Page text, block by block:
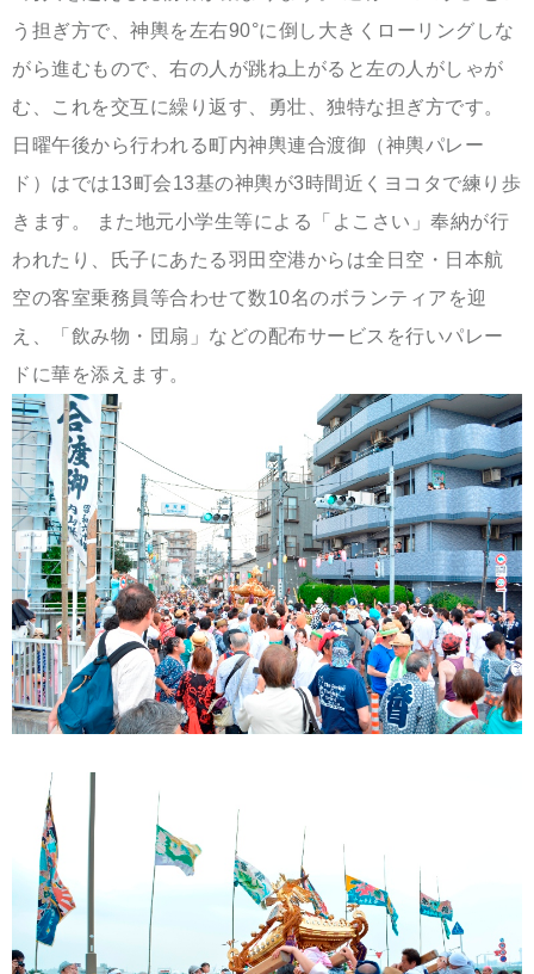
う担ぎ方で、神輿を左右90°に倒し大きくローリングしな
がら進むもので、右の人が跳ね上がると左の人がしゃが
む、これを交互に繰り返す、勇壮、独特な担ぎ方です。
日曜午後から行われる町内神輿連合渡御（神輿パレー
ド）はでは13町会13基の神輿が3時間近くヨコタで練り歩
きます。 また地元小学生等による「よこさい」奉納が行
われたり、氏子にあたる羽田空港からは全日空・日本航
空の客室乗務員等合わせて数10名のボランティアを迎
え、「飲み物・団扇」などの配布サービスを行いパレー
ドに華を添えます。